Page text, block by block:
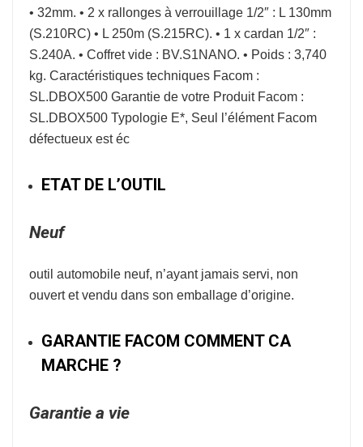
• 32mm. • 2 x rallonges à verrouillage 1/2″ : L 130mm
(S.210RC) • L 250m (S.215RC). • 1 x cardan 1/2″ :
S.240A. • Coffret vide : BV.S1NANO. • Poids : 3,740
kg. Caractéristiques techniques Facom :
SL.DBOX500 Garantie de votre Produit Facom :
SL.DBOX500 Typologie E*, Seul l’élément Facom
défectueux est éc
ETAT DE L’OUTIL
Neuf
outil automobile neuf, n’ayant jamais servi, non
ouvert et vendu dans son emballage d’origine.
GARANTIE FACOM COMMENT CA
MARCHE ?
Garantie a vie